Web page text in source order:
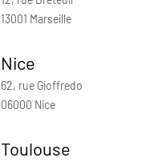
13001 Marseille
Nice
62, rue Gioffredo
06000 Nice
Toulouse